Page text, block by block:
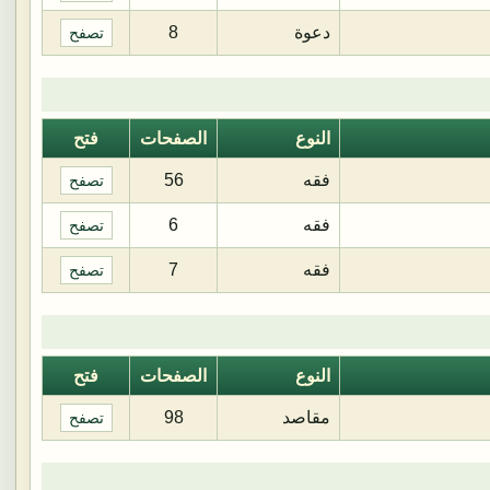
دعوة 8 تصفح
النوع الصفحات فتح
فقه 56 تصفح
فقه 6 تصفح
فقه 7 تصفح
النوع الصفحات فتح
مقاصد 98 تصفح